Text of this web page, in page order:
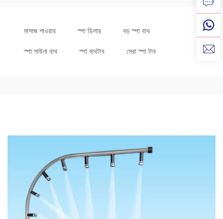
মাসাজ শাওয়ার স্পা ডিলার বড় স্পা বাথ
স্পা সাউনা বাথ স্পা বাথটাব সেরা স্পা টাব